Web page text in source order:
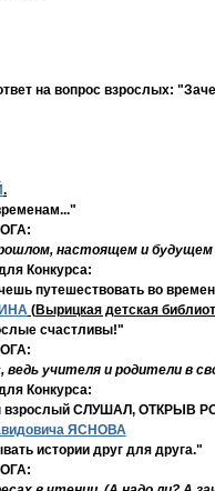
на вопрос взрослых:
.
настоящем и будущем
Конкурса:
путешествовать во
(Вырицкая детская
счастливы!"
учителя и родители в
Конкурса:
взрослый СЛУШАЛ, ОТКРЫВ
ЯСНОВА
истории друг для друга."